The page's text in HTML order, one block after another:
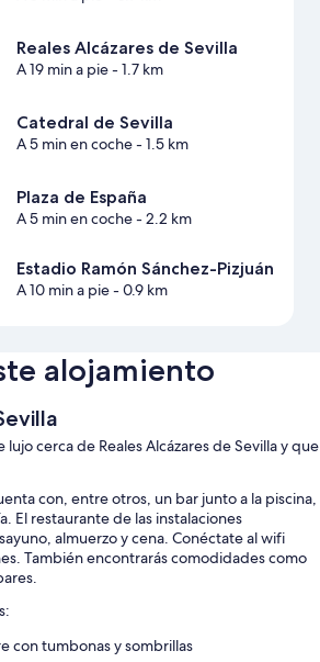
Reales Alcázares de Sevilla
A 19 min a pie- 1.7 km
Catedral de Sevilla
A 5 min en coche- 1.5 km
Plaza de España
A 5 min en coche- 2.2 km
Estadio Ramón Sánchez-Pizjuán
A 10 min a pie- 0.9 km
alojamiento
cerca de Reales Alcázares de Sevilla y que
con, entre otros, un bar junto a la piscina,
El restaurante de las instalaciones
almuerzo y cena. Conéctate al wifi
También encontrarás comodidades como
con tumbonas y sombrillas